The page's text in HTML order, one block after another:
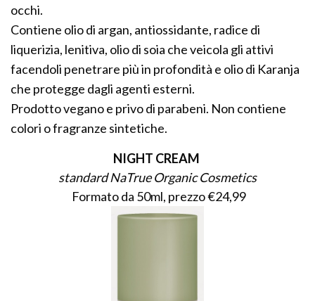
occhi.
Contiene olio di argan, antiossidante, radice di
liquerizia, lenitiva, olio di soia che veicola gli attivi
facendoli penetrare più in profondità e olio di Karanja
che protegge dagli agenti esterni.
Prodotto vegano e privo di parabeni. Non contiene
colori o fragranze sintetiche.
NIGHT CREAM
standard NaTrue Organic Cosmetics
Formato da 50ml, prezzo €24,99